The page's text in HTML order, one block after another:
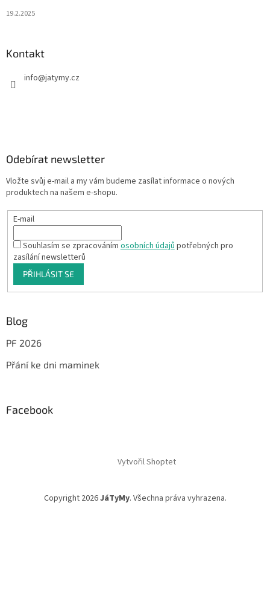
19.2.2025
Kontakt
info@jatymy.cz
Odebírat newsletter
Vložte svůj e-mail a my vám budeme zasílat informace o nových
produktech na našem e-shopu.
E-mail
Souhlasím se zpracovánímosobních údajůpotřebných pro
zasílání newsletterů
PŘIHLÁSIT SE
Blog
PF 2026
Přání ke dni maminek
Facebook
Vytvořil Shoptet
Copyright 2026JáTyMy. Všechna práva vyhrazena.